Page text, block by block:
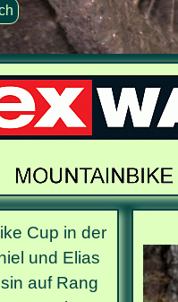
Cup in der
und Elias
auf Rang